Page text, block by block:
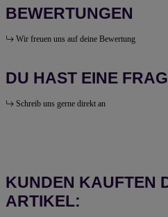
BEWERTUNGEN
Wir freuen uns auf deine Bewertung
DU HAST EINE
Schreib uns gerne direkt an
KUNDEN KAUFTEN
ARTIKEL: